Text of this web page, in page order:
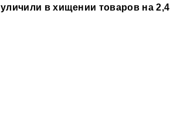
уличили в хищении товаров на 2,4